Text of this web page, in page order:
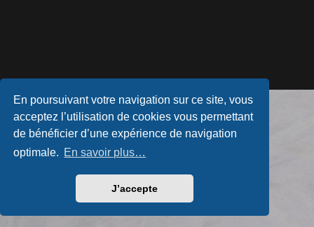
En poursuivant votre navigation sur ce site, vous
acceptez l’utilisation de cookies vous permettant
de bénéficier d’une expérience de navigation
optimale. En savoir plus…
J’accepte
Développé parphpBB® Forum Software © phpBB Limited
Style parArty- phpBB 3.3 par MrGaby
Traduction française officielle
Qiaeru
Confidentialité